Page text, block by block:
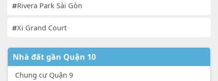
Rivera Park Sài Gòn
Xi Grand Court
Nhà đất gần Quận 10
Chung cư Quận 9